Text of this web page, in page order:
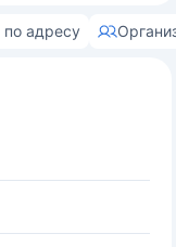
адресу